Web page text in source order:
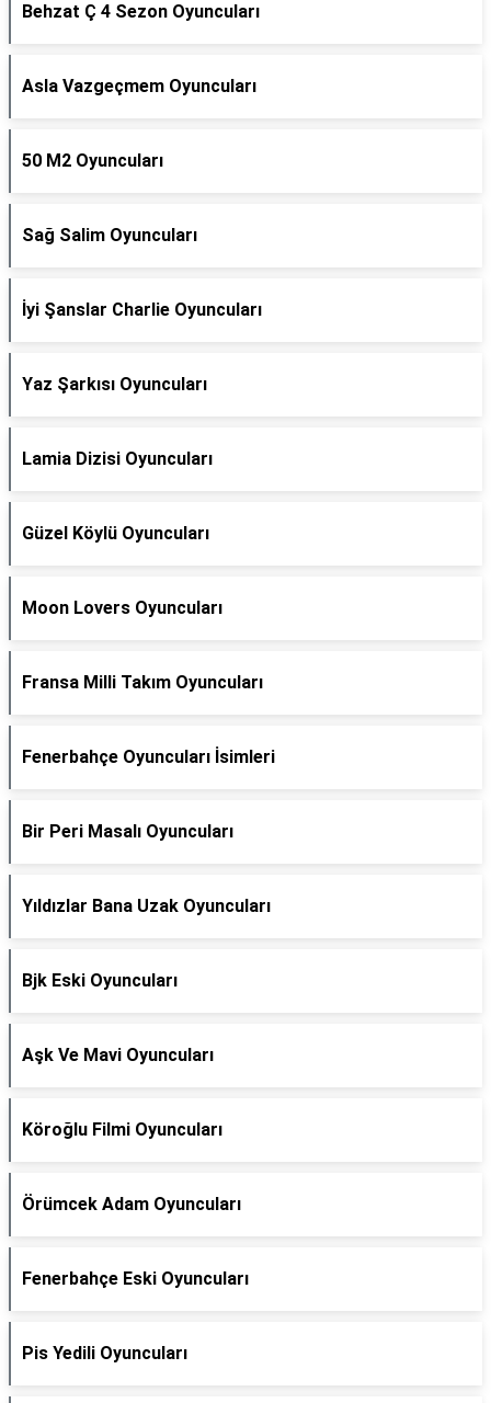
Behzat Ç 4 Sezon Oyuncuları
Asla Vazgeçmem Oyuncuları
50 M2 Oyuncuları
Sağ Salim Oyuncuları
İyi Şanslar Charlie Oyuncuları
Yaz Şarkısı Oyuncuları
Lamia Dizisi Oyuncuları
Güzel Köylü Oyuncuları
Moon Lovers Oyuncuları
Fransa Milli Takım Oyuncuları
Fenerbahçe Oyuncuları İsimleri
Bir Peri Masalı Oyuncuları
Yıldızlar Bana Uzak Oyuncuları
Bjk Eski Oyuncuları
Aşk Ve Mavi Oyuncuları
Köroğlu Filmi Oyuncuları
Örümcek Adam Oyuncuları
Fenerbahçe Eski Oyuncuları
Pis Yedili Oyuncuları